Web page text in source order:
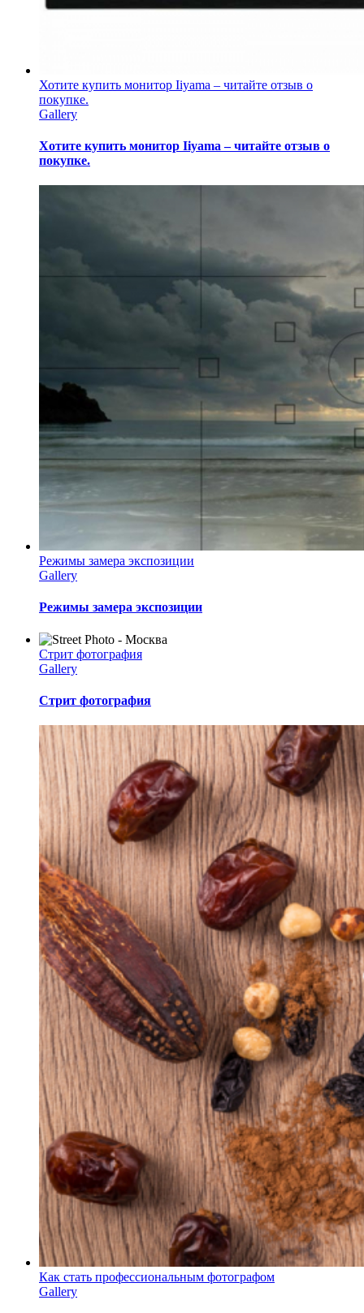
Хотите купить монитор Iiyama – читайте отзыв о
покупке.
Gallery
Хотите купить монитор Iiyama – читайте отзыв о
покупке.
Режимы замера экспозиции
Gallery
Режимы замера экспозиции
Стрит фотография
Gallery
Стрит фотография
Как стать профессиональным фотографом
Gallery